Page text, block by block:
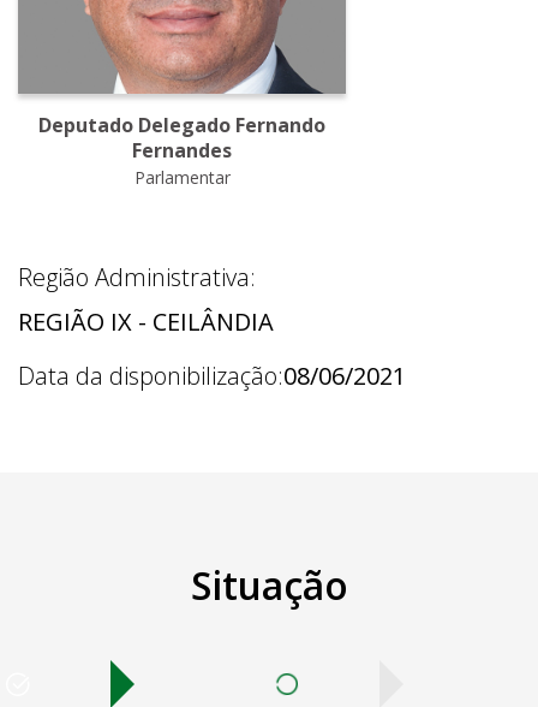
Deputado Delegado Fernando
Fernandes
Parlamentar
Região Administrativa:
REGIÃO IX - CEILÂNDIA
Data da disponibilização:08/06/2021
Situação